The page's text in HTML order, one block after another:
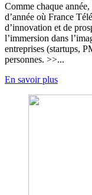
Comme chaque
d’année où France
d’innovation et de
l’immersion dans
entreprises (startups,
personnes. >>...
En savoir plus